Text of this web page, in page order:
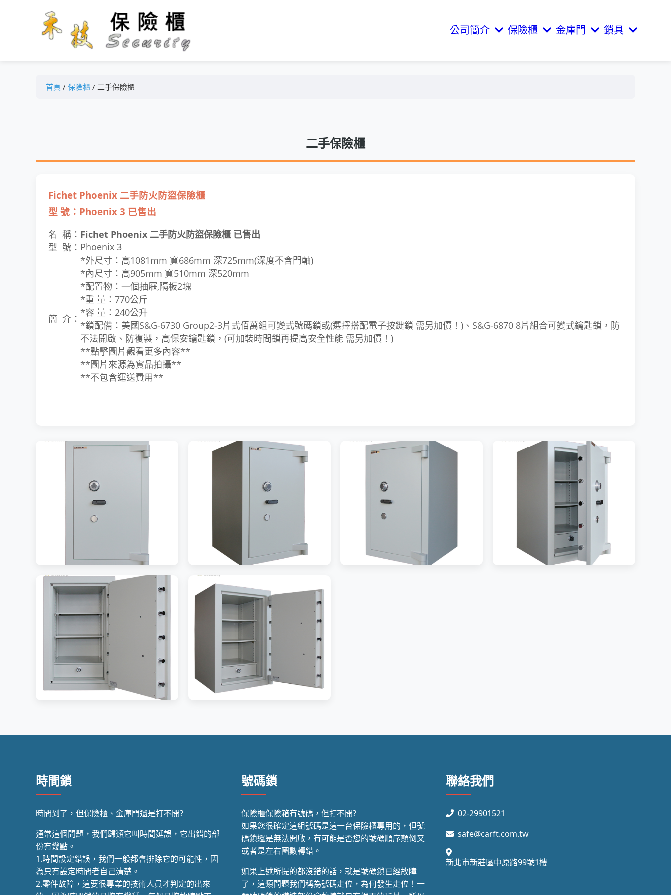
公司簡介 保險櫃 金庫門 鎖具
首頁 / 保險櫃 / 二手保險櫃
二手保險櫃
Fichet Phoenix 二手防火防盜保險櫃
型 號：Phoenix 3 已售出
名 稱： Fichet Phoenix 二手防火防盜保險櫃 已售出
型 號： Phoenix 3
簡 介：
*外尺寸：高1081mm 寬686mm 深725mm(深度不含門軸)
*內尺寸：高905mm 寬510mm 深520mm
*配置物：一個抽屜,隔板2塊
*重 量：770公斤
*容 量：240公升
*鎖配備： 美國S&G-6730 Group2-3片式佰萬組可變式號碼鎖或(選擇搭配電子按鍵鎖 需另加價！)、S&G-6870 8片組合可變式鑰匙鎖，防
不法開啟、防複製，高保安鑰匙鎖，(可加裝時間鎖再提高安全性能 需另加價！)
**點擊圖片觀看更多內容**
**圖片來源為實品拍攝**
**不包含運送費用**
時間鎖
時間到了，但保險櫃、金庫門還是打不開?
通常這個問題，我們歸類它叫時間延誤，它出錯的部
份有幾點。
1.時間設定錯誤，我們一般都會排除它的可能性，因
為只有設定時間者自己清楚。
2.零件故障，這要很專業的技術人員才判定的出來
號碼鎖
保險櫃保險箱有號碼，但打不開?
如果您很確定這組號碼是這一台保險櫃專用的，但號
碼鎖還是無法開啟，有可能是否您的號碼順序顛倒又
或者是左右圈數轉錯。
如果上述所提的都沒錯的話，就是號碼鎖已經故障
了，這類問題我們稱為號碼走位，為何發生走位！一
聯絡我們
02-29901521
safe@carft.com.tw
新北市新莊區中原路99號1樓